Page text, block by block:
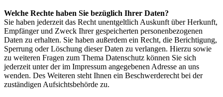
Welche Rechte haben Sie bezüglich Ihrer Daten?
Sie haben jederzeit das Recht unentgeltlich Auskunft über Herkunft,
Empfänger und Zweck Ihrer gespeicherten personenbezogenen
Daten zu erhalten. Sie haben außerdem ein Recht, die Berichtigung,
Sperrung oder Löschung dieser Daten zu verlangen. Hierzu sowie
zu weiteren Fragen zum Thema Datenschutz können Sie sich
jederzeit unter der im Impressum angegebenen Adresse an uns
wenden. Des Weiteren steht Ihnen ein Beschwerderecht bei der
zuständigen Aufsichtsbehörde zu.